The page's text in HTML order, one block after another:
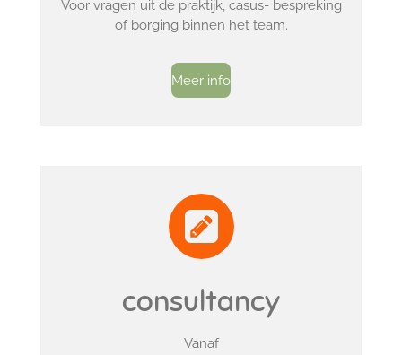
Voor vragen uit de praktijk, casus- bespreking
of borging binnen het team.
Meer info
consultancy
Vanaf